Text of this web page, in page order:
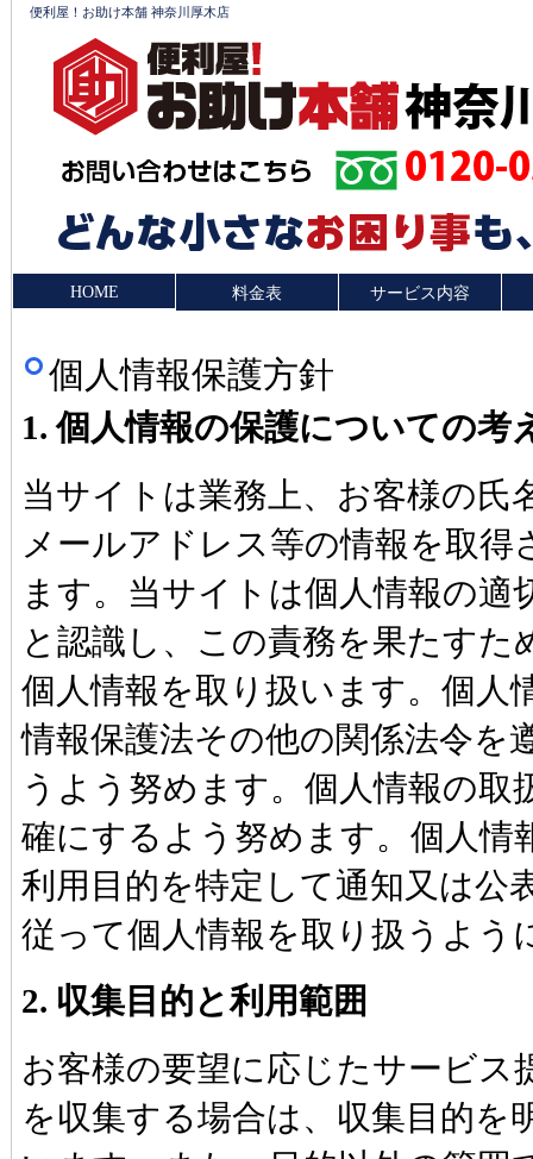
便利屋！お助け本舗 神奈川厚木店
神奈
0120-
HOME 料金表 サービス内容
個人情報保護方針
1. 個人情報の保護についての考
当サイトは業務上、お客様の氏
メールアドレス等の情報を取
ます。当サイトは個人情報の適
と認識し、この責務を果たすた
個人情報を取り扱います。個人
情報保護法その他の関係法令を
うよう努めます。個人情報の取
確にするよう努めます。個人情
利用目的を特定して通知又は公
従って個人情報を取り扱うよう
2. 収集目的と利用範囲
お客様の要望に応じたサービス
を収集する場合は、収集目的を